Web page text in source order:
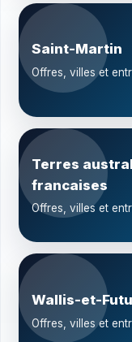
Saint-Martin
Offres, villes et
Terres
francaises
Offres, villes et
Wallis-et-
Offres, villes et